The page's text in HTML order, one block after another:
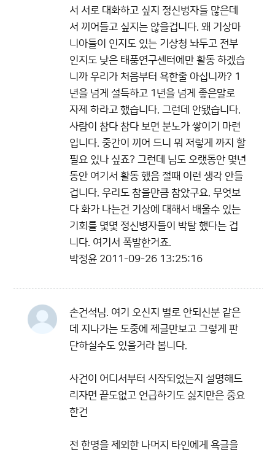
서 서로 대화하고 싶지 정신병자들 많은데
서 끼어들고 싶지는 않을겁니다. 왜 기상마
니아들이 인지도 있는 기상청 놔두고 전부
인지도 낮은 태풍연구센터에만 활동 하겠습
니까 우리가 처음부터 욕한줄 아십니까? 1
년을 넘게 설득하고 1년을 넘게 좋은말로
자제 하라고 했습니다. 그런데 안됐습니다.
사람이 참다 참다 보면 분노가 쌓이기 마련
입니다. 중간이 끼어 드니 뭐 저렇게 까지 할
필요 있나 싶죠? 그런데 님도 오랬동안 몇년
동안 여기서 활동 했음 절때 이런 생각 안들
겁니다. 우리도 참을만큼 참았구요. 무엇보
다 화가 나는건 기상에 대해서 배울수 있는
기회를 몇몇 정신병자들이 박탈 했다는 겁
니다. 여기서 폭발한거죠.
박정윤 2011-09-26 13:25:16
손건석님. 여기 오신지 별로 안되신분 같은
데 지나가는 도중에 제글만보고 그렇게 판
단하실수도 있을거라 봅니다.
사건이 어디서부터 시작되었는지 설명해드
리자면 끝도없고 언급하기도 싫지만은 중요
한건
전 한명을 제외한 나머지 타인에게 욕글을